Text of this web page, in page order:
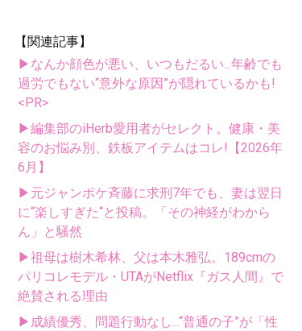
【関連記事】
▶なんか顔色が悪い、いつもだるい...年齢でも
過労でもない“意外な原因”が隠れているかも!
<PR>
▶編集部のiHerb愛用者がセレクト。健康・美
容のお悩み別、鉄板アイテムはコレ!【2026年
6月】
▶元ジャンポケ斉藤に求刑7年でも、妻は翌日
に“楽しすぎた“と投稿。「その神経がわから
ん」と騒然
▶祖母は樹木希林、父は本木雅弘。189cmの
パリコレモデル・UTAがNetflix『ガス人間』で
絶賛される理由
▶成績優秀、問題行動なし...“普通の子”が「性